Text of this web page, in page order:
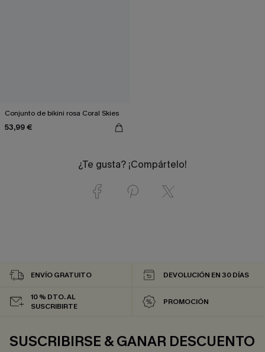
Conjunto de bikini rosa Coral Skies
53,99 €
¿Te gusta? ¡Compártelo!
ENVÍO GRATUITO DEVOLUCIÓN EN 30 DÍAS
10 % DTO. AL
SUSCRIBIRTE
PROMOCIÓN
SUSCRIBIRSE & GANAR DESCUENTO